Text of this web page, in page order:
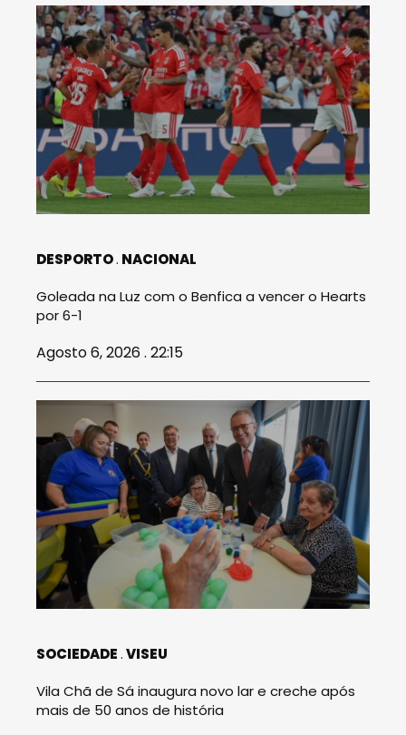
DESPORTO NACIONAL
Goleada na Luz com o Benfica a vencer o Hearts
por 6-1
Agosto 6, 2026 . 22:15
SOCIEDADE VISEU
Vila Chã de Sá inaugura novo lar e creche após
mais de 50 anos de história